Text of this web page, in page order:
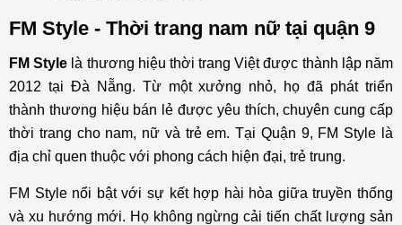
FM Style - Thời trang nam nữ tại quận 9
FM Style là thương hiệu thời trang Việt được thành lập năm
2012 tại Đà Nẵng. Từ một xưởng nhỏ, họ đã phát triển
thành thương hiệu bán lẻ được yêu thích, chuyên cung cấp
thời trang cho nam, nữ và trẻ em. Tại Quận 9, FM Style là
địa chỉ quen thuộc với phong cách hiện đại, trẻ trung.
FM Style nổi bật với sự kết hợp hài hòa giữa truyền thống
và xu hướng mới. Họ không ngừng cải tiến chất lượng sản